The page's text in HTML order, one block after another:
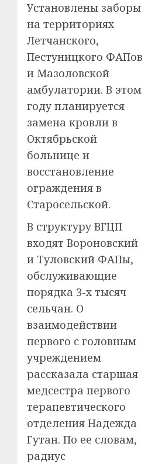
Установлены заборы
на территориях
Летчанского,
Пестуницкого ФАПов
и Мазоловской
амбулатории. В этом
году планируется
замена кровли в
Октябрьской
больнице и
восстановление
ограждения в
Старосельской.
В структуру ВГЦП
входят Вороновский
и Туловский ФАПы,
обслуживающие
порядка 3-х тысяч
сельчан. О
взаимодействии
первого с головным
учреждением
рассказала старшая
медсестра первого
терапевтического
отделения Надежда
Гутан. По ее словам,
радиус